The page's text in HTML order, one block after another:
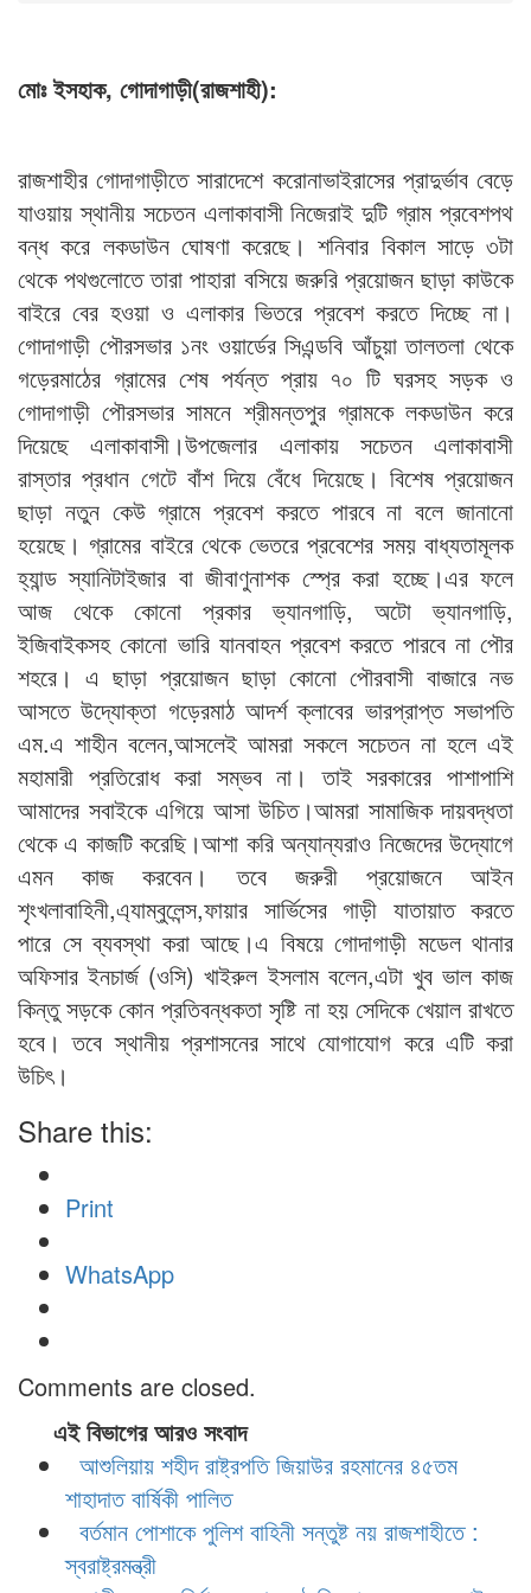
মোঃ ইসহাক, গোদাগাড়ী(রাজশাহী):
রাজশাহীর গোদাগাড়ীতে সারাদেশে করোনাভাইরাসের প্রাদুর্ভাব বেড়ে
যাওয়ায় স্থানীয় সচেতন এলাকাবাসী নিজেরাই দুটি গ্রাম প্রবেশপথ
বন্ধ করে লকডাউন ঘোষণা করেছে। শনিবার বিকাল সাড়ে ৩টা
থেকে পথগুলোতে তারা পাহারা বসিয়ে জরুরি প্রয়োজন ছাড়া কাউকে
বাইরে বের হওয়া ও এলাকার ভিতরে প্রবেশ করতে দিচ্ছে না।
গোদাগাড়ী পৌরসভার ১নং ওয়ার্ডের সিএন্ডবি আঁচুয়া তালতলা থেকে
গড়েরমাঠের গ্রামের শেষ পর্যন্ত প্রায় ৭০ টি ঘরসহ সড়ক ও
গোদাগাড়ী পৌরসভার সামনে শ্রীমন্তপুর গ্রামকে লকডাউন করে
দিয়েছে এলাকাবাসী।উপজেলার এলাকায় সচেতন এলাকাবাসী
রাস্তার প্রধান গেটে বাঁশ দিয়ে বেঁধে দিয়েছে। বিশেষ প্রয়োজন
ছাড়া নতুন কেউ গ্রামে প্রবেশ করতে পারবে না বলে জানানো
হয়েছে। গ্রামের বাইরে থেকে ভেতরে প্রবেশের সময় বাধ্যতামূলক
হ্যান্ড স্যানিটাইজার বা জীবাণুনাশক স্প্রে করা হচ্ছে।এর ফলে
আজ থেকে কোনো প্রকার ভ্যানগাড়ি, অটো ভ্যানগাড়ি,
ইজিবাইকসহ কোনো ভারি যানবাহন প্রবেশ করতে পারবে না পৌর
শহরে। এ ছাড়া প্রয়োজন ছাড়া কোনো পৌরবাসী বাজারে নভ
আসতে উদ্যোক্তা গড়েরমাঠ আদর্শ ক্লাবের ভারপ্রাপ্ত সভাপতি
এম.এ শাহীন বলেন,আসলেই আমরা সকলে সচেতন না হলে এই
মহামারী প্রতিরোধ করা সম্ভব না। তাই সরকারের পাশাপাশি
আমাদের সবাইকে এগিয়ে আসা উচিত।আমরা সামাজিক দায়বদ্ধতা
থেকে এ কাজটি করেছি।আশা করি অন্যান্যরাও নিজেদের উদ্যোগে
এমন কাজ করবেন। তবে জরুরী প্রয়োজনে আইন
শৃংখলাবাহিনী,এ্যাম্বুলেন্স,ফায়ার সার্ভিসের গাড়ী যাতায়াত করতে
পারে সে ব্যবস্থা করা আছে।এ বিষয়ে গোদাগাড়ী মডেল থানার
অফিসার ইনচার্জ (ওসি) খাইরুল ইসলাম বলেন,এটা খুব ভাল কাজ
কিন্তু সড়কে কোন প্রতিবন্ধকতা সৃষ্টি না হয় সেদিকে খেয়াল রাখতে
হবে। তবে স্থানীয় প্রশাসনের সাথে যোগাযোগ করে এটি করা
উচিৎ।
Share this:
Print
WhatsApp
Comments are closed.
এই বিভাগের আরও সংবাদ
আশুলিয়ায় শহীদ রাষ্ট্রপতি জিয়াউর রহমানের ৪৫তম
শাহাদাত বার্ষিকী পালিত
বর্তমান পোশাকে পুলিশ বাহিনী সন্তুষ্ট নয় রাজশাহীতে :
স্বরাষ্ট্রমন্ত্রী